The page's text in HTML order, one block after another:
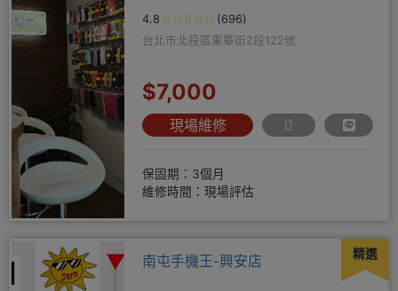
4.8
(696)
台北市北投區東華街2段122號
$7,000
現場維修
保固期：3個月
維修時間：現場評估
精選
南屯手機王-興安店